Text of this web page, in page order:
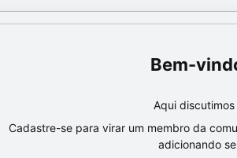
Aqui
Cadastre-se para virar um membro da
adicionando